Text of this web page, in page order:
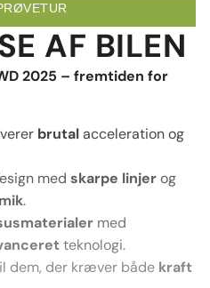
AF BILEN
2025 – fremtiden for
brutalacceleration og
med skarpe linjerog
.
med
teknologi.
dem, der kræver både kraft